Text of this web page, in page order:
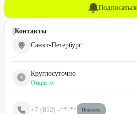
Подписаться
Контакты
Санкт-Петербург
Круглосуточно
Открыто
+7 (812) -**-** Показать